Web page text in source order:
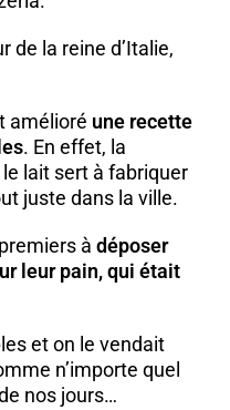
de la reine d’Italie,
amélioré une recette
. En effet, la
lait sert à fabriquer
juste dans la ville.
à déposer
leur pain, qui était
et on le vendait
n’importe quel
nos jours…